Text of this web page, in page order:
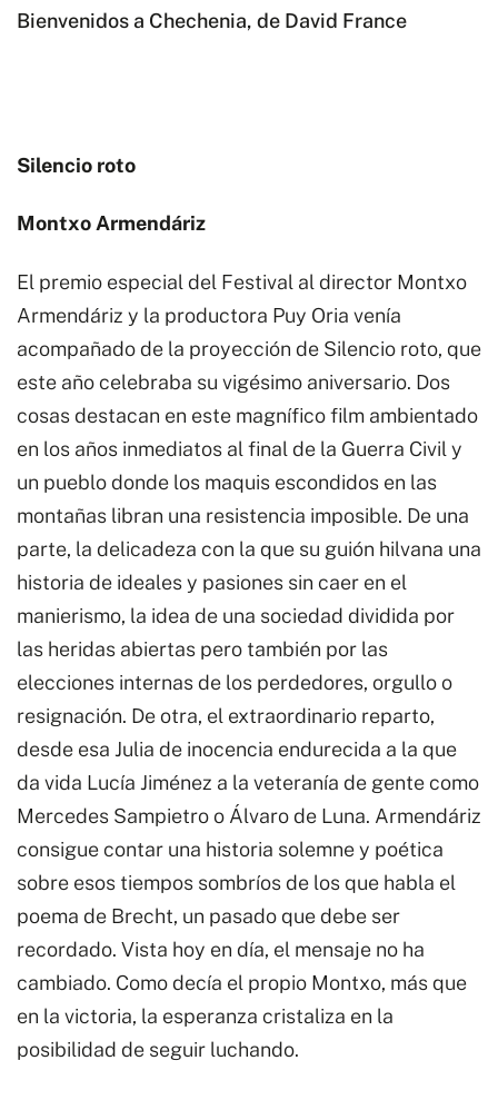
Bienvenidos a Chechenia, de David France
Silencio roto
Montxo Armendáriz
El premio especial del Festival al director Montxo
Armendáriz y la productora Puy Oria venía
acompañado de la proyección de Silencio roto, que
este año celebraba su vigésimo aniversario. Dos
cosas destacan en este magnífico film ambientado
en los años inmediatos al final de la Guerra Civil y
un pueblo donde los maquis escondidos en las
montañas libran una resistencia imposible. De una
parte, la delicadeza con la que su guión hilvana una
historia de ideales y pasiones sin caer en el
manierismo, la idea de una sociedad dividida por
las heridas abiertas pero también por las
elecciones internas de los perdedores, orgullo o
resignación. De otra, el extraordinario reparto,
desde esa Julia de inocencia endurecida a la que
da vida Lucía Jiménez a la veteranía de gente como
Mercedes Sampietro o Álvaro de Luna. Armendáriz
consigue contar una historia solemne y poética
sobre esos tiempos sombríos de los que habla el
poema de Brecht, un pasado que debe ser
recordado. Vista hoy en día, el mensaje no ha
cambiado. Como decía el propio Montxo, más que
en la victoria, la esperanza cristaliza en la
posibilidad de seguir luchando.